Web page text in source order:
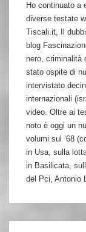
Ho continuato a
diverse testate
Tiscali.it, Il
blog
nero, criminalità
stato ospite di
intervistato
internazionali
video. Oltre ai
noto è oggi un
volumi sul ‘68
in Usa, sulla
in Basilicata,
del Pci, Antonio